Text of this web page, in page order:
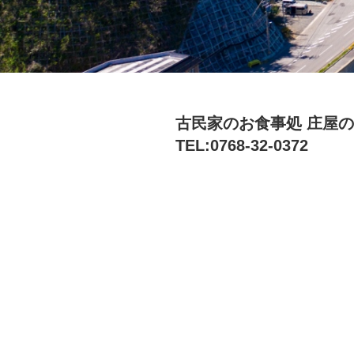
古民家のお食事処 庄屋
TEL:0768-32-0372